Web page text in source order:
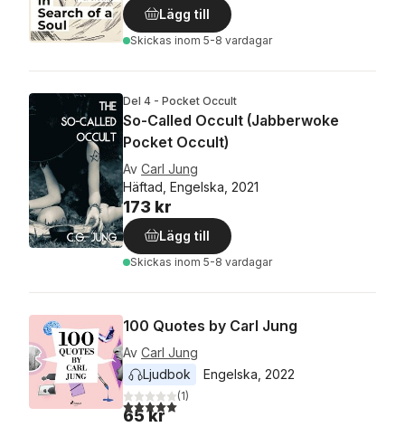
Lägg till
Skickas inom 5-8 vardagar
Del 4 - Pocket Occult
So-Called Occult (Jabberwoke
Pocket Occult)
Av Carl Jung
Häftad, Engelska, 2021
173 kr
Lägg till
Skickas inom 5-8 vardagar
100 Quotes by Carl Jung
Av Carl Jung
Ljudbok
Engelska 2022
5,0utav 5 stjärnor. Totalt antal röster:
(1)
65 kr